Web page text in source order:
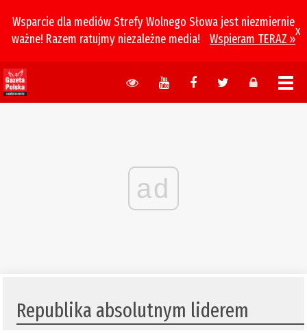
Wsparcie dla mediów Strefy Wolnego Słowa jest niezmiernie
ważne! Razem ratujmy niezależne media!
Wspieram TERAZ »
x
ad
Republika absolutnym liderem